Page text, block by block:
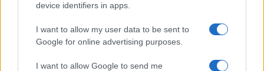
device identifiers in apps.
I want to allow my user data to be sent to
Google for online advertising purposes.
I want to allow Google to send me